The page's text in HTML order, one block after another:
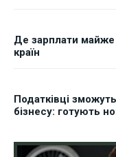
Де зарплати майже
країн
Податківці
бізнесу: готують